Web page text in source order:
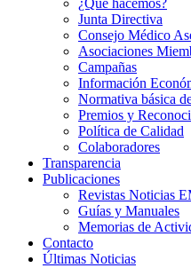
¿Qué hacemos?
Junta Directiva
Consejo Médico
Asociaciones
Campañas
Información
Normativa básica
Premios y
Política de Calidad
Colaboradores
Transparencia
Publicaciones
Revistas Noticias
Guías y Manuales
Memorias de
Contacto
Últimas Noticias